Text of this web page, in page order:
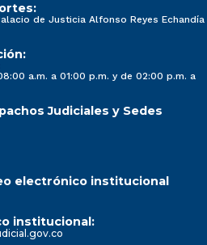
de Justicia Alfonso Reyes Echandía
a.m. a 01:00 p.m. y de 02:00 p.m. a
Judiciales y Sedes
electrónico institucional
institucional: